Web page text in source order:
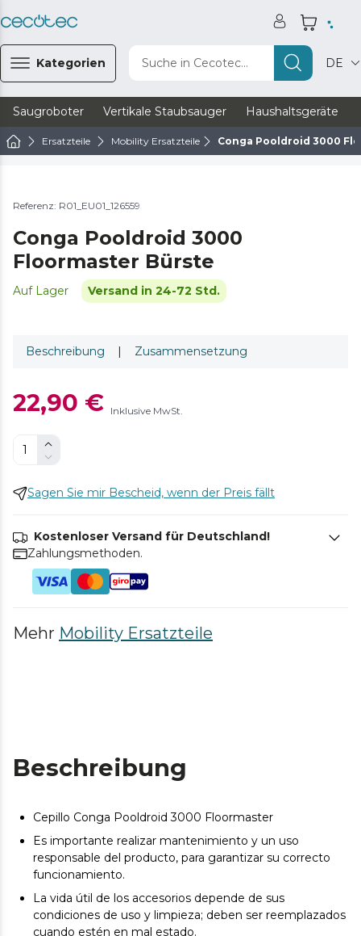
Kategorien Suche in Cecotec... DE
Saugroboter Vertikale Staubsauger Haushaltsgeräte
Ersatzteile Mobility Ersatzteile Conga Pooldroid 3000
Referenz: R01_EU01_126559
Conga Pooldroid 3000
Floormaster Bürste
Auf Lager Versand in 24-72 Std.
Beschreibung | Zusammensetzung
22,90 € Inklusive MwSt.
Sagen Sie mir Bescheid, wenn der Preis fällt
Kostenloser Versand für Deutschland!
Zahlungsmethoden.
Mehr Mobility Ersatzteile
Beschreibung
Cepillo Conga Pooldroid 3000 Floormaster
Es importante realizar mantenimiento y un uso
responsable del producto, para garantizar su correcto
funcionamiento.
La vida útil de los accesorios depende de sus
condiciones de uso y limpieza; deben ser reemplazados
cuando estén en mal estado.